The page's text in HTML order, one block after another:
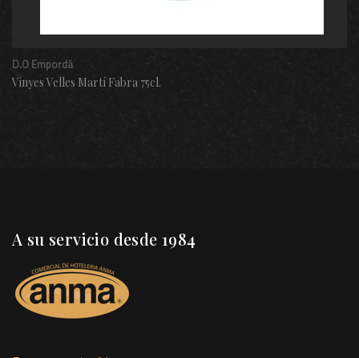
D.O Empordá
Vinyes Velles Martí Fabra 75cl.
A su servicio desde 1984